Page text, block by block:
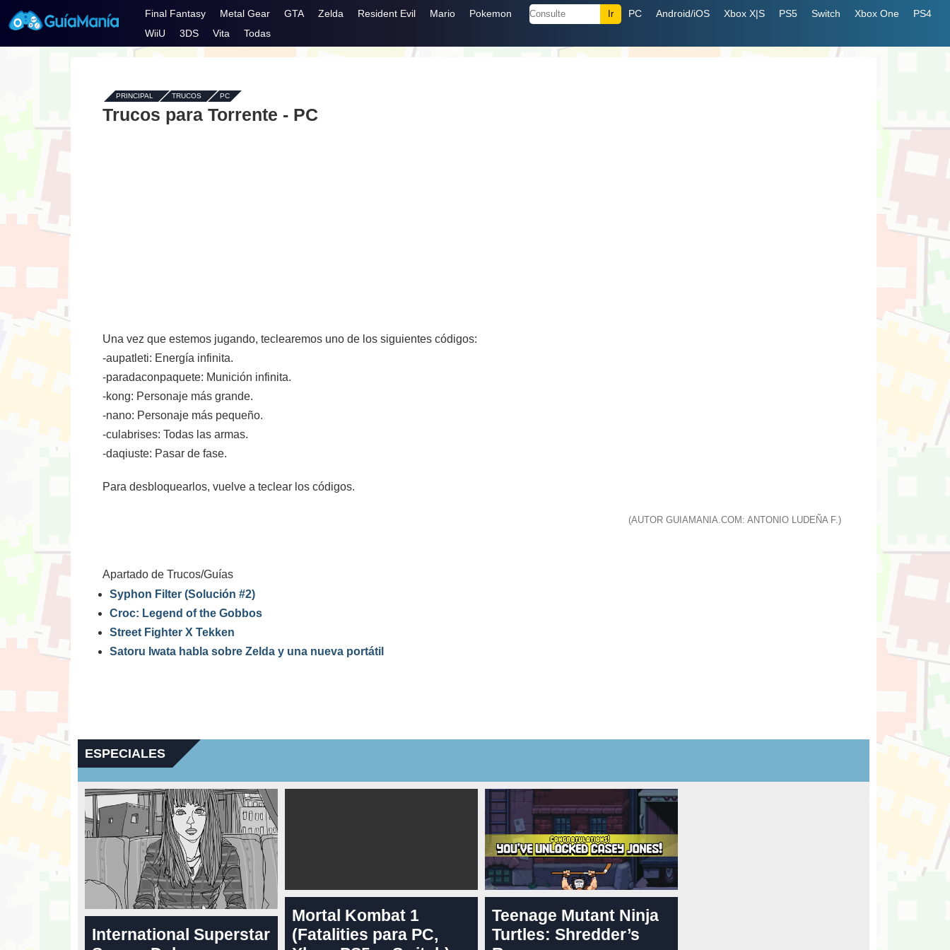
Final Fantasy Metal Gear GTA Zelda Resident Evil Mario Pokemon PC Android/iOS Xbox X|S PS5 Switch Xbox One
PS4
WiiU
3DS Vita Todas
PRINCIPAL - TRUCOS- PC
Trucos para Torrente - PC
Una vez que estemos jugando, teclearemos uno de los siguientes códigos:
-aupatleti: Energía infinita.
-paradaconpaquete: Munición infinita.
-kong: Personaje más grande.
-nano: Personaje más pequeño.
-culabrises: Todas las armas.
-daqiuste: Pasar de fase.
Para desbloquearlos, vuelve a teclear los códigos.
(AUTOR GUIAMANIA.COM: ANTONIO LUDEÑA F.)
Apartado de Trucos/Guías
Syphon Filter (Solución #2)
Croc: Legend of the Gobbos
Street Fighter X Tekken
Satoru Iwata habla sobre Zelda y una nueva portátil
ESPECIALES
International Superstar
Mortal Kombat 1
(Fatalities para PC,
Teenage Mutant Ninja
Turtles: Shredder’s